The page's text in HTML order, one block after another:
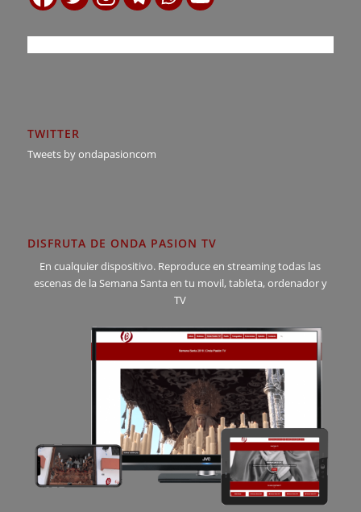
TWITTER
Tweets by ondapasioncom
DISFRUTA DE ONDA PASION TV
En cualquier dispositivo. Reproduce en streaming todas las
escenas de la Semana Santa en tu movil, tableta, ordenador y
TV